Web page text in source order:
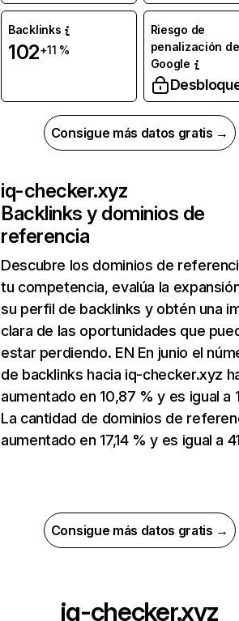
Backlinks
102+11 %
Riesgo de
penalización de
Google
Consigue más datos gratis →
iq-checker.xyz
Backlinks y dominios de
referencia
Descubre los dominios de
tu competencia, evalúa la
su perfil de backlinks y obtén una
clara de las oportunidades que
estar perdiendo. EN En junio el
de backlinks hacia iq-checker.xyz
aumentado en 10,87 % y es igual a
La cantidad de dominios de
aumentado en 17,14 % y es igual a
Consigue más datos gratis →
iq-checker.xyz